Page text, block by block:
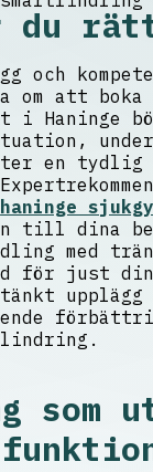
du
om att
i Haninge
en tydlig
haninge
till dina
med
för just
upplägg
som